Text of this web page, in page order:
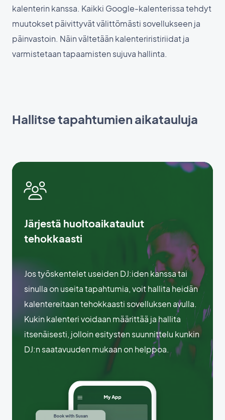
kalenterin kanssa. Kaikki Google-kalenterissa tehdyt
muutokset päivittyvät välittömästi sovellukseen ja
päinvastoin. Näin vältetään kalenteriristiriidat ja
varmistetaan tapaamisten sujuva hallinta.
Hallitse tapahtumien aikatauluja
Järjestä huoltoaikataulut
tehokkaasti
Jos työskentelet useiden DJ:iden kanssa tai
sinulla on useita tapahtumia, voit hallita heidän
kalentereitaan tehokkaasti sovelluksen avulla.
Kukin kalenteri voidaan määrittää ja hallita
itsenäisesti, jolloin esitysten suunnittelu kunkin
DJ:n saatavuuden mukaan on helppoa.